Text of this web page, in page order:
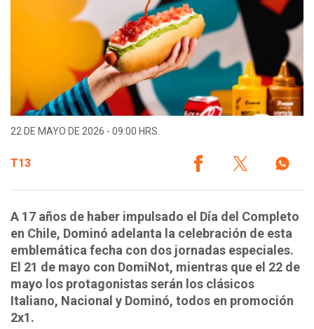
22 DE MAYO DE 2026 - 09:00 HRS.
T13
A 17 años de haber impulsado el Día del Completo
en Chile, Dominó adelanta la celebración de esta
emblemática fecha con dos jornadas especiales.
El 21 de mayo con DomiNot, mientras que el 22 de
mayo los protagonistas serán los clásicos
Italiano, Nacional y Dominó, todos en promoción
2x1.